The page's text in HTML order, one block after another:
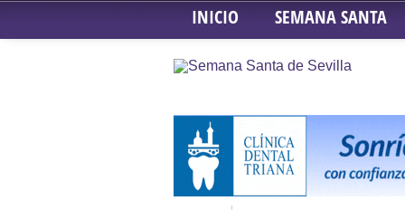
INICIO SEMANA SANTA